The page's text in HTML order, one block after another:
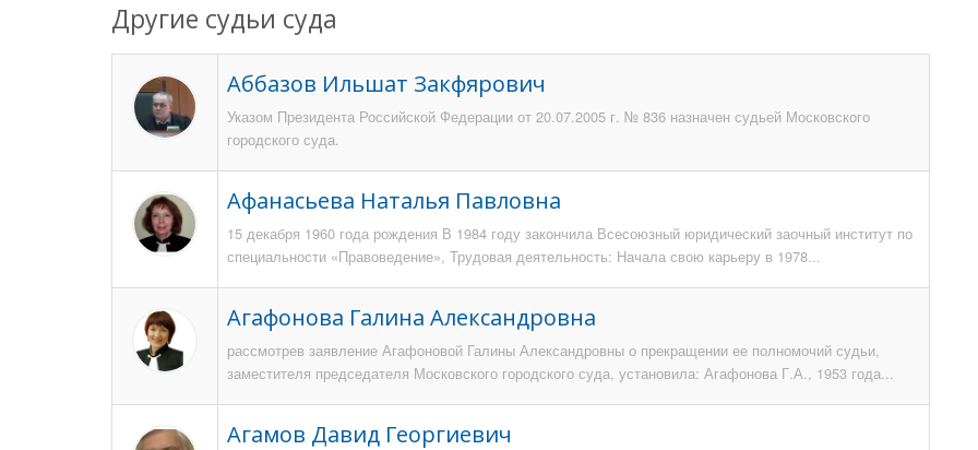
Другие судьи суда
Аббазов Ильшат Закфярович
Указом Президента Российской Федерации от 20.07.2005 г. № 836 назначен судьей Московского
городского суда.
Афанасьева Наталья Павловна
15 декабря 1960 года рождения В 1984 году закончила Всесоюзный юридический заочный институт по
специальности «Правоведение», Трудовая деятельность: Начала свою карьеру в 1978...
Агафонова Галина Александровна
рассмотрев заявление Агафоновой Галины Александровны о прекращении ее полномочий судьи,
заместителя председателя Московского городского суда, установила: Агафонова Г.А., 1953 года...
Агамов Давид Георгиевич